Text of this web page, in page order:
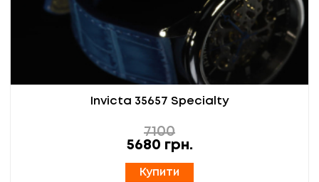
Invicta 35657 Specialty
7100
5680 грн.
Купити